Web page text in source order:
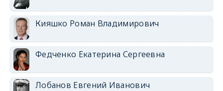
Кияшко Роман Владимирович
Федченко Екатерина Сергеевна
Лобанов Евгений Иванович